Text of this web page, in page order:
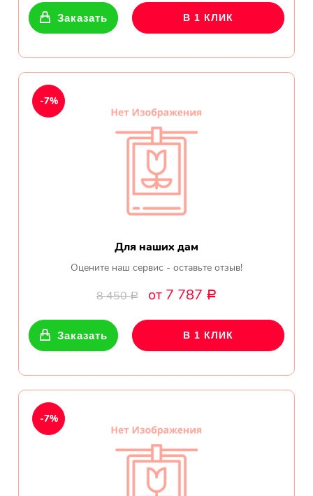
Заказать В 1 КЛИК
Для наших дам
Оцените наш сервис - оставьте отзыв!
8 450Р от 7 787 Р
-7%
Заказать В 1 КЛИК
-7%